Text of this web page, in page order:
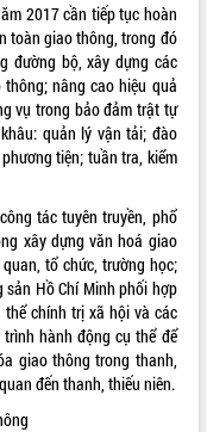
2017 cần tiếp tục hoàn
toàn giao thông, trong đó
đường bộ, xây dựng các
nâng cao hiệu quả
vụ trong bảo đảm trật tự
quản lý vận tải; đào
tiện; tuần tra, kiểm
tác tuyên truyền, phổ
xây dựng văn hoá giao
tổ chức, trường học;
sản Hồ Chí Minh phối hợp
chính trị xã hội và các
hành động cụ thể để
giao thông trong thanh,
đến thanh, thiếu niên.